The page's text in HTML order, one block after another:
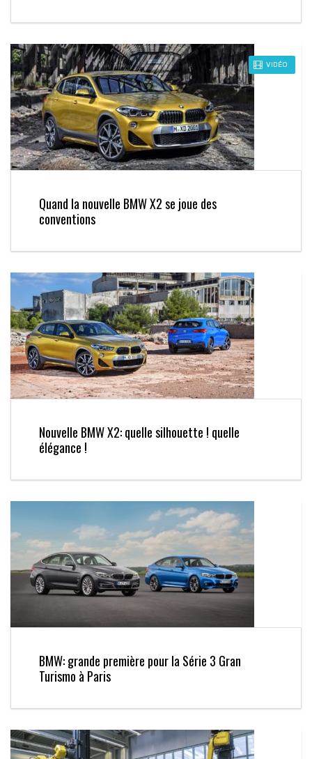
VIDÉO
Quand la nouvelle BMW X2 se joue des
conventions
Nouvelle BMW X2: quelle silhouette ! quelle
élégance !
BMW: grande première pour la Série 3 Gran
Turismo à Paris